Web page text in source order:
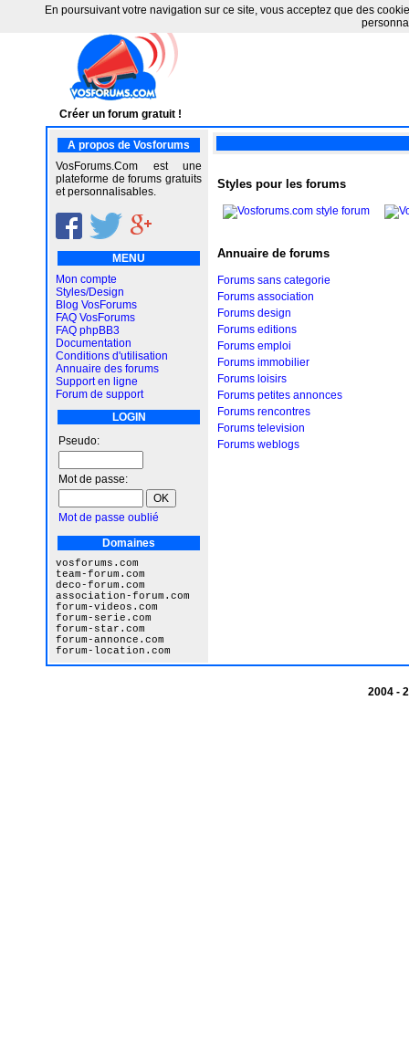
Créer un forum gratuit !
A propos de Vosforums
VosForums.Com est une
plateforme de forums gratuits
et personnalisables.
MENU
Mon compte
Styles/Design
Blog VosForums
FAQ VosForums
FAQ phpBB3
Documentation
Conditions d'utilisation
Annuaire des forums
Support en ligne
Forum de support
LOGIN
Pseudo:
Mot de passe:
Mot de passe oublié
Domaines
vosforums.com
team-forum.com
deco-forum.com
association-forum.com
forum-videos.com
forum-serie.com
forum-star.com
forum-annonce.com
forum-location.com
Styles pour les forums
Annuaire de forums
Forums sans categorie
Forums association
Forums design
Forums editions
Forums emploi
Forums immobilier
Forums loisirs
Forums petites annonces
Forums rencontres
Forums television
Forums weblogs
2004 -
En poursuivant votre navigation sur ce site, vous acceptez que des